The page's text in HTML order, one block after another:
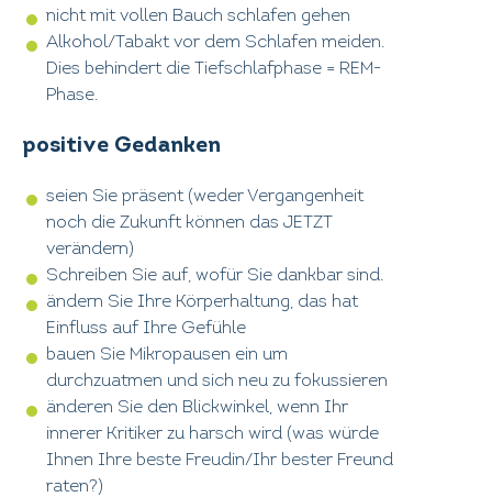
nicht mit vollen Bauch schlafen gehen
Alkohol/Tabakt vor dem Schlafen meiden.
Dies behindert die Tiefschlafphase = REM-
Phase.
positive Gedanken
seien Sie präsent (weder Vergangenheit
noch die Zukunft können das JETZT
verändern)
Schreiben Sie auf, wofür Sie dankbar sind.
ändern Sie Ihre Körperhaltung, das hat
Einfluss auf Ihre Gefühle
bauen Sie Mikropausen ein um
durchzuatmen und sich neu zu fokussieren
änderen Sie den Blickwinkel, wenn Ihr
innerer Kritiker zu harsch wird (was würde
Ihnen Ihre beste Freudin/Ihr bester Freund
raten?)